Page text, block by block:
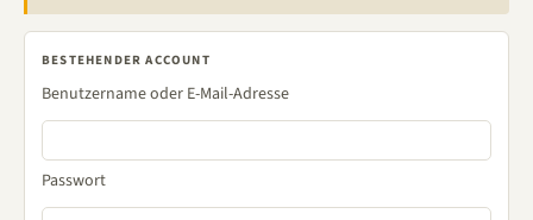
BESTEHENDER ACCOUNT
Benutzername oder E-Mail-Adresse
Passwort